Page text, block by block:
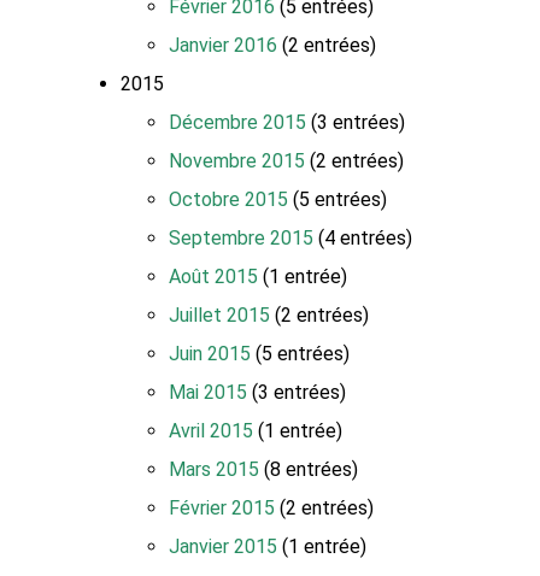
Février 2016 (5 entrées)
Janvier 2016 (2 entrées)
2015
Décembre 2015 (3 entrées)
Novembre 2015 (2 entrées)
Octobre 2015 (5 entrées)
Septembre 2015 (4 entrées)
Août 2015 (1 entrée)
Juillet 2015 (2 entrées)
Juin 2015 (5 entrées)
Mai 2015 (3 entrées)
Avril 2015 (1 entrée)
Mars 2015 (8 entrées)
Février 2015 (2 entrées)
Janvier 2015 (1 entrée)